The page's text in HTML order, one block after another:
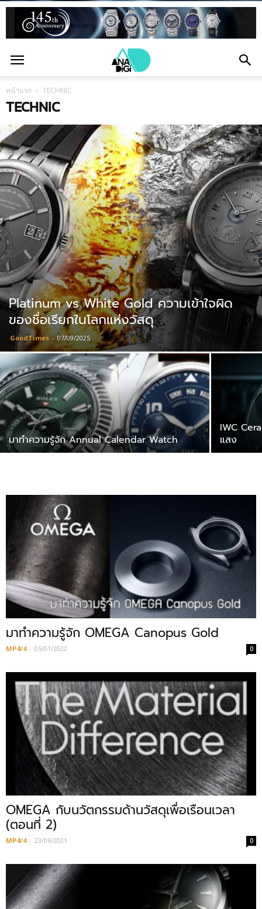
หน้าแรก TECHNIC
TECHNIC
Platinum vs White Gold ความเข้าใจผิด
ของชื่อเรียกในโลกแห่งวัสดุ
GoodTimes - 07/09/2025
มาทำความรู้จัก Annual Calendar Watch
IWC
แสง
มาทำความรู้จัก OMEGA Canopus Gold
MP4/4 - 05/01/2022 0
OMEGA กับนวัตกรรมด้านวัสดุเพื่อเรือนเวลา
(ตอนที่ 2)
MP4/4 - 23/06/2021 0